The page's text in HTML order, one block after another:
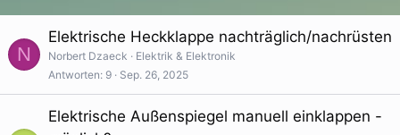
N
Elektrische Heckklappe nachträglich/nachrüsten
Norbert Dzaeck
Elektrik & Elektronik
Antworten 9 Sep. 26, 2025
Elektrische Außenspiegel manuell einklappen -